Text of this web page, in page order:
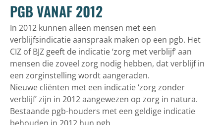
PGB VANAF 2012
In 2012 kunnen alleen mensen met een
verblijfsindicatie aanspraak maken op een pgb. Het
CIZ of BJZ geeft de indicatie ‘zorg met verblijf’ aan
mensen die zoveel zorg nodig hebben, dat verblijf in
een zorginstelling wordt aangeraden.
Nieuwe cliënten met een indicatie ‘zorg zonder
verblijf’ zijn in 2012 aangewezen op zorg in natura.
Bestaande pgb-houders met een geldige indicatie
behouden in 2012 hun pgb.